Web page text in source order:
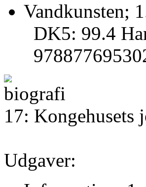
Vandkunsten;
DK5: 99.4
17: Kongehusets
Udgaver: